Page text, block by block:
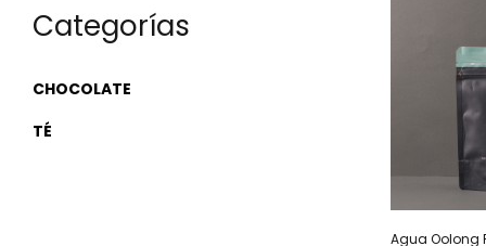
Categorías
CHOCOLATE
TÉ